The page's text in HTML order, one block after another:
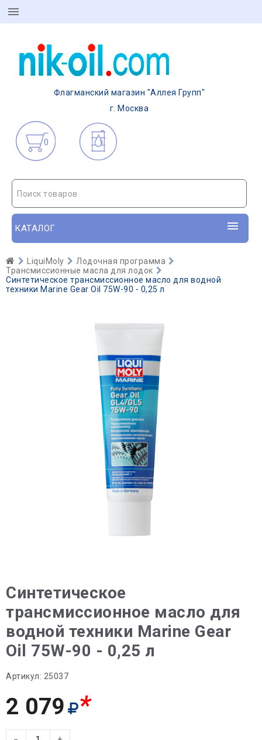
Флагманский магазин "Аллея Групп"
г. Москва
0
Поиск товаров
КАТАЛОГ
LiquiMoly
Лодочная программа
Трансмиссионные масла для лодок
Синтетическое трансмиссионное масло для водной
техники Marine Gear Oil 75W-90 - 0,25 л
Синтетическое
трансмиссионное масло для
водной техники Marine Gear
Oil 75W-90 - 0,25 л
Артикул: 25037
2 079 *